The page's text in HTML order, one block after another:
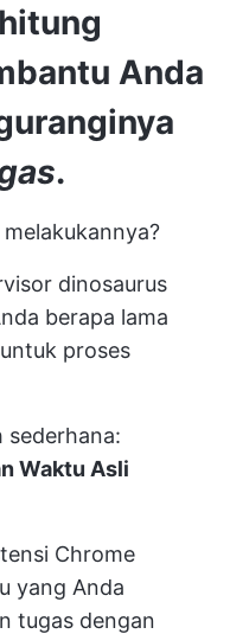
Anda
.
dinosaurus
berapa lama
proses
sederhana:
Waktu Asli
Chrome
yang Anda
tugas dengan